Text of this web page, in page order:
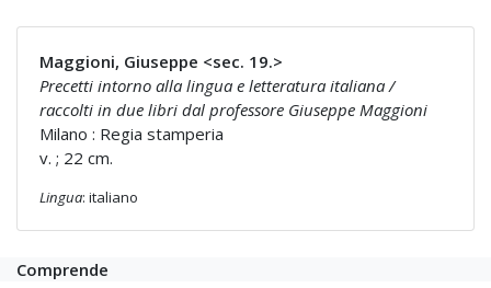
Maggioni, Giuseppe <sec. 19.>
Precetti intorno alla lingua e letteratura italiana /
raccolti in due libri dal professore Giuseppe Maggioni
Milano : Regia stamperia
v. ; 22 cm.
Lingua: italiano
Comprende